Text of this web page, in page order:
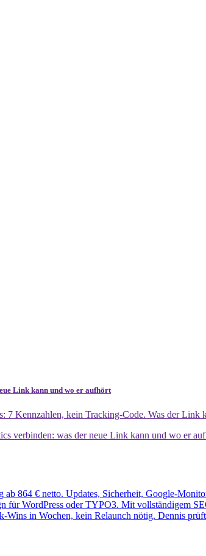
Link kann und wo er aufhört
Kennzahlen, kein Tracking-Code. Was der Link
verbinden: was der neue Link kann und wo er
ab 864 € netto. Updates, Sicherheit, Google-
für WordPress oder TYPO3. Mit vollständigem
Wins in Wochen, kein Relaunch nötig. Dennis